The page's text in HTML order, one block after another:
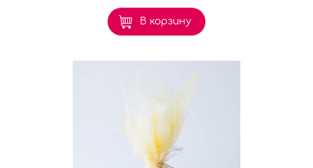
В корзину